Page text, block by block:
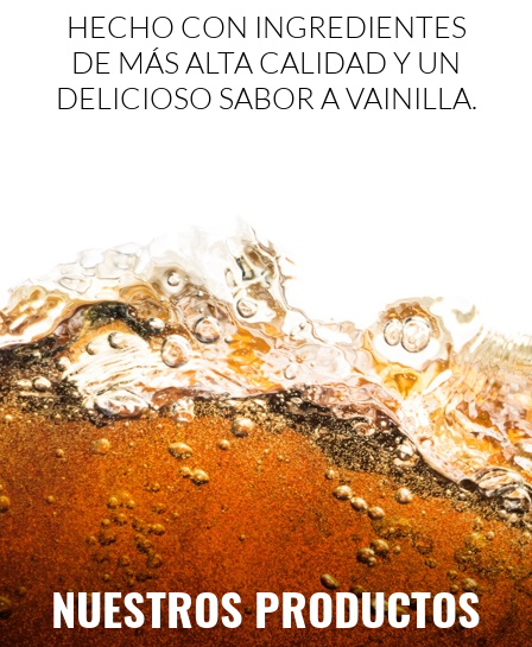
HECHO CON INGREDIENTES
DE MÁS ALTA CALIDAD Y UN
DELICIOSO SABOR A VAINILLA.
NUESTROS PRODUCTOS